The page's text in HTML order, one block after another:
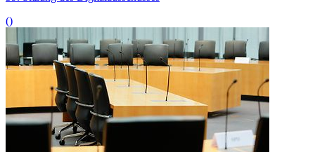
Bildinformationen
Blick in einen leeren Ausschusssaal.
© Thomas Trutschel/ photothek
21.02.2024
58. Sitzung des Digitalausschusses